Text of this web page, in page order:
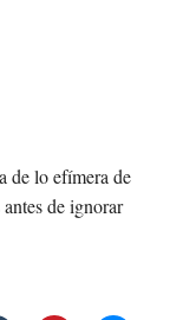
de lo efímera de
de ignorar